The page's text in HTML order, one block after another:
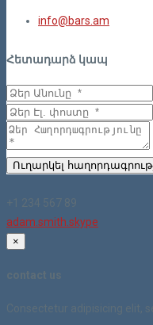
info@bars.am
Հետադարձ կապ
Ուղարկել
+1 234 567 89
adam.smith.skype
×
contact us
Consectetur adipisicing elit,